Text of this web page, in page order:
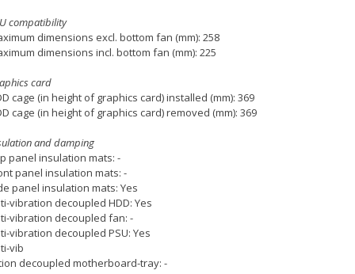
compatibility
dimensions excl. bottom fan (mm): 258
dimensions incl. bottom fan (mm): 225
card
cage (in height of graphics card) installed (mm): 369
cage (in height of graphics card) removed (mm): 369
and damping
panel insulation mats: -
panel insulation mats: -
panel insulation mats: Yes
vibration decoupled HDD: Yes
vibration decoupled fan: -
vibration decoupled PSU: Yes
vib
decoupled motherboard-tray: -